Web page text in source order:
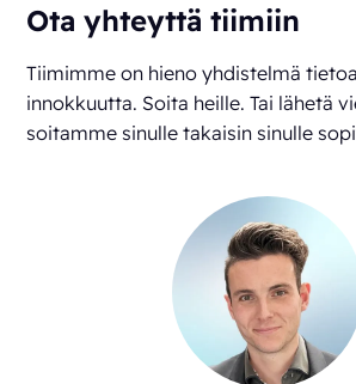
Ota yhteyttä tiimiin
Tiimimme on hieno yhdistelmä
innokkuutta. Soita heille. Tai lähetä
soitamme sinulle takaisin sinulle